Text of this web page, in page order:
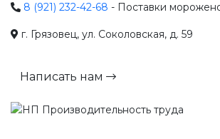
8 (921) 232-42-68 - Поставки
г. Грязовец, ул. Соколовская, д. 59
Написать нам